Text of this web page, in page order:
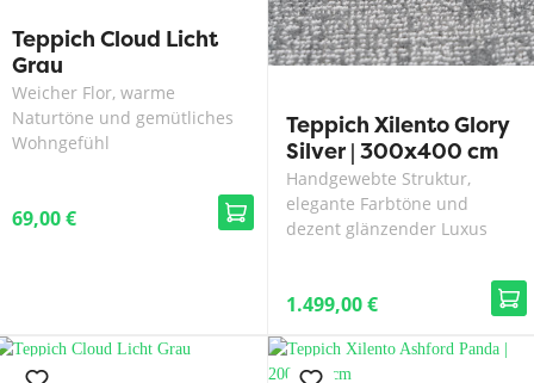
Teppich Cloud Licht
Grau
Weicher Flor, warme
Naturtöne und gemütliches
Wohngefühl
69,00 €
Teppich Xilento Glory
Silver | 300x400 cm
Handgewebte Struktur,
elegante Farbtöne und
dezent glänzender Luxus
1.499,00 €